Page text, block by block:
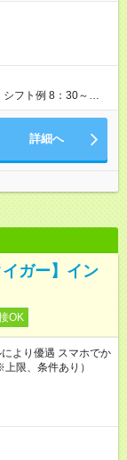
フト例 8：30～
詳細へ
ガー】イン
OK
より優遇 スマホでか
限、条件あり）